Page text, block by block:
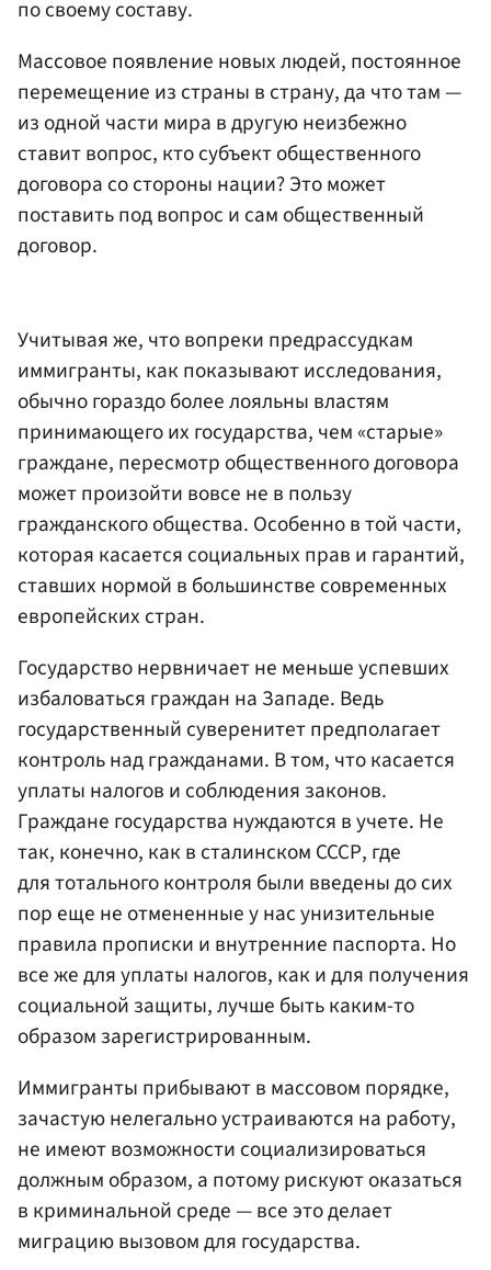
по своему составу.
Массовое появление новых людей, постоянное
перемещение из страны в страну, да что там —
из одной части мира в другую неизбежно
ставит вопрос, кто субъект общественного
договора со стороны нации? Это может
поставить под вопрос и сам общественный
договор.
Учитывая же, что вопреки предрассудкам
иммигранты, как показывают исследования,
обычно гораздо более лояльны властям
принимающего их государства, чем «старые»
граждане, пересмотр общественного договора
может произойти вовсе не в пользу
гражданского общества. Особенно в той части,
которая касается социальных прав и гарантий,
ставших нормой в большинстве современных
европейских стран.
Государство нервничает не меньше успевших
избаловаться граждан на Западе. Ведь
государственный суверенитет предполагает
контроль над гражданами. В том, что касается
уплаты налогов и соблюдения законов.
Граждане государства нуждаются в учете. Не
так, конечно, как в сталинском СССР, где
для тотального контроля были введены до сих
пор еще не отмененные у нас унизительные
правила прописки и внутренние паспорта. Но
все же для уплаты налогов, как и для получения
социальной защиты, лучше быть каким-то
образом зарегистрированным.
Иммигранты прибывают в массовом порядке,
зачастую нелегально устраиваются на работу,
не имеют возможности социализироваться
должным образом, а потому рискуют оказаться
в криминальной среде — все это делает
миграцию вызовом для государства.